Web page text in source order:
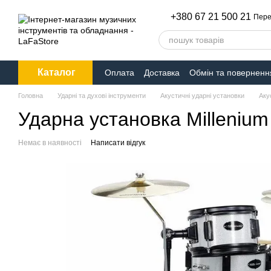
+380 67 21 500 21
Каталог Оплата Доставка Обмін та
Головна Ударні та духові інструменти Акустичні ударні установки
Ударна установка
Немає в наявності Написати відгук